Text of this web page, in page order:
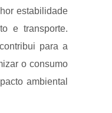
estabilidade
e transporte.
para a
o consumo
ambiental